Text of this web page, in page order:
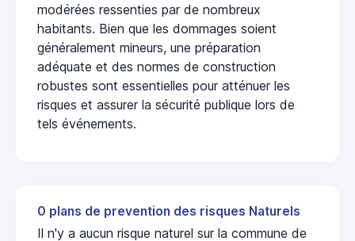
modérées ressenties par de nombreux
habitants. Bien que les dommages soient
généralement mineurs, une préparation
adéquate et des normes de construction
robustes sont essentielles pour atténuer les
risques et assurer la sécurité publique lors de
tels événements.
0 plans de prevention des risques Naturels
Il n'y a aucun risque naturel sur la commune de